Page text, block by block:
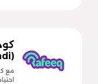
(wadi) | خصم 40%…
مع